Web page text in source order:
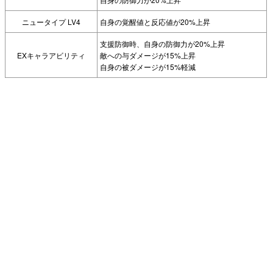
ニュータイプ LV4 自身の覚醒値と反応値が20%上昇
EXキャラアビリティ
支援防御時、自身の防御力が20%上昇
敵への与ダメージが15%上昇
自身の被ダメージが15%軽減